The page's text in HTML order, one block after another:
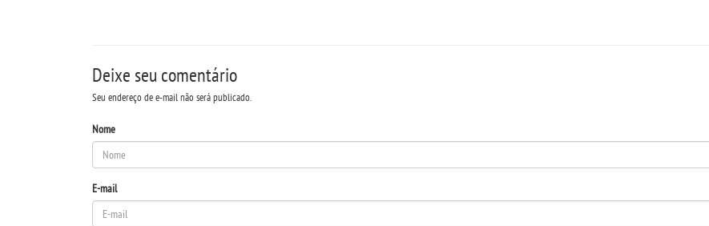
Deixe seu comentário
Seu endereço de e-mail não será publicado.
Nome
E-mail